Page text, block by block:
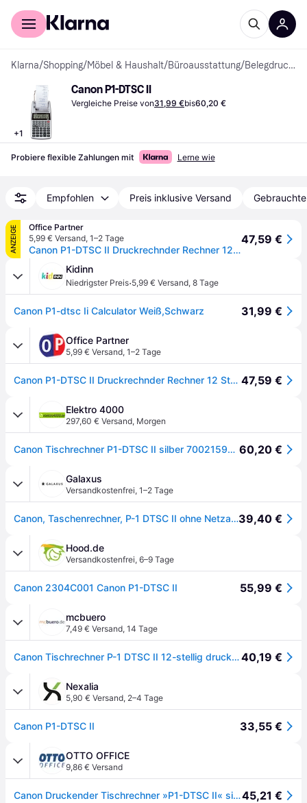
Für Shopper
Klarna/Shopping/Möbel & Haushalt/Büroausstattung/ Belegdrucker
+1
Canon P1-DTSC II
Vergleiche Preise von31,99 €bis60,20 €
Probiere flexible Zahlungen mit Lerne wie
Empfohlen Preis inklusive Versand
ANZEIGE
Office Partner
5,99 € Versand, 1–2 Tage
Canon P1-DTSC II Druckrechnder Rechner 12 Stellen Druckfarbe: blau
47,59 €
Kidinn
Niedrigster Preis·5,99 € Versand, 8 Tage
Canon P1-dtsc Ii Calculator Weiß,Schwarz 31,99 €
Office Partner
5,99 € Versand, 1–2 Tage
Canon P1-DTSC II Druckrechnder Rechner 12 Stellen Druckfarbe: blau 47,59 €
Elektro 4000
297,60 € Versand, Morgen
Canon Tischrechner P1-DTSC II silber 700215900 60,20 €
Galaxus
Versandkostenfrei, 1–2 Tage
Canon, Taschenrechner, P-1 DTSC II ohne Netzadapter (Batteriebetrieb, Netzbetrieb)39,40 €
Hood.de
Versandkostenfrei, 6–9 Tage
Canon 2304C001 Canon P1-DTSC II 55,99 €
mcbuero
7,49 € Versand, 14 Tage
Canon Tischrechner P-1 DTSC II 12-stellig druckend silber40,19 €
Nexalia
5,90 € Versand, 2–4 Tage
Canon P1-DTSC II 33,55 €
OTTO OFFICE
9,86 € Versand
Canon Druckender Tischrechner »P1-DTSC II« silber, 9.9x4x19.6 cm45,21 €